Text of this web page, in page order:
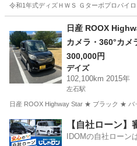
令和1年式ディズＨＷＳ Ｇターボプロパイ
島原港駅
日産 ROOX
カメラ・360°カメ
300,000円
デイズ
102,100km 2015年
左石駅
日産 ROOX Highway Star ★ ブラック ★ バ
長崎 佐世保市 左石駅 デイズ
【自社ローン
IDOMの自社ローン